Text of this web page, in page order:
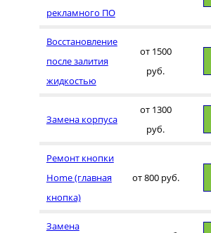
рекламного ПО
Восстановление
после залития
жидкостью
от 1500
руб.
Замена корпуса
от 1300
руб.
Ремонт кнопки
Home (главная
кнопка)
от 800 руб.
Замена